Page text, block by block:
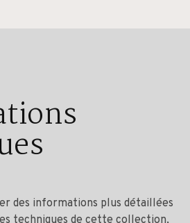
des informations plus détaillées
techniques de cette collection,